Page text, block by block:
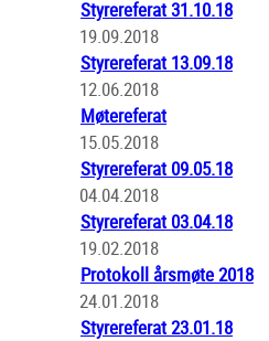
Styrereferat 31.10.18
19.09.2018
Styrereferat 13.09.18
12.06.2018
Møtereferat
15.05.2018
Styrereferat 09.05.18
04.04.2018
Styrereferat 03.04.18
19.02.2018
Protokoll årsmøte 2018
24.01.2018
Styrereferat 23.01.18